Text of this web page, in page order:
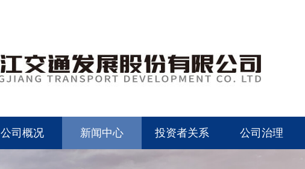
公司概况 新闻中心 投资者关系 公司治理